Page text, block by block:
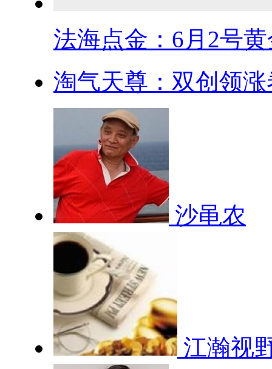
法海点金：6月2号黄
淘气天尊：双创领
沙黾农
江瀚视